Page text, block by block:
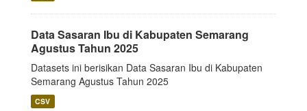
Data Sasaran Ibu di Kabupaten Semarang
Agustus Tahun 2025
Datasets ini berisikan Data Sasaran Ibu di Kabupaten
Semarang Agustus Tahun 2025
CSV